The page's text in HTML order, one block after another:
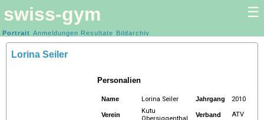
swiss-gym ☰
Kunstturnen Frauen | Kunstturnen Männer
Portrait Anmeldungen Resultate Bildarchiv
Lorina Seiler
Personalien
Name Lorina Seiler Jahrgang 2010
Verein
Kutu
Verband ATV